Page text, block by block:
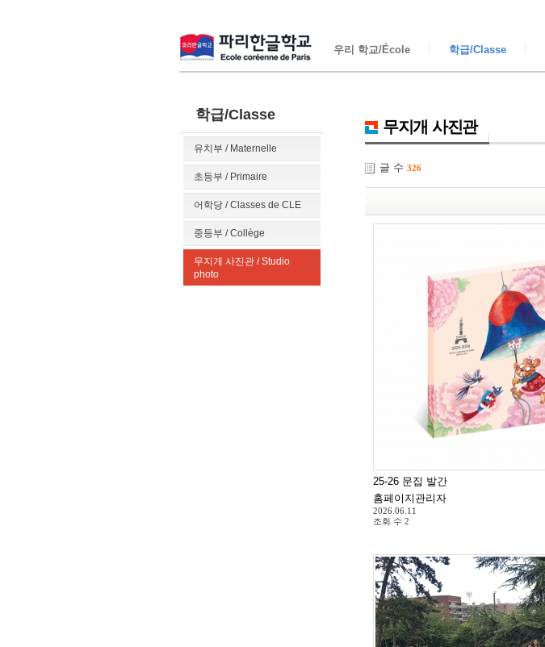
우리 학교/École 학급/Classe
학급/Classe
유치부 / Maternelle
초등부 / Primaire
어학당 / Classes de CLE
중등부 / Collège
무지개 사진관 / Studio
photo
무지개 사진관
글 수 326
25-26 문집 발간
홈페이지관리자
2026.06.11
조회 수 2